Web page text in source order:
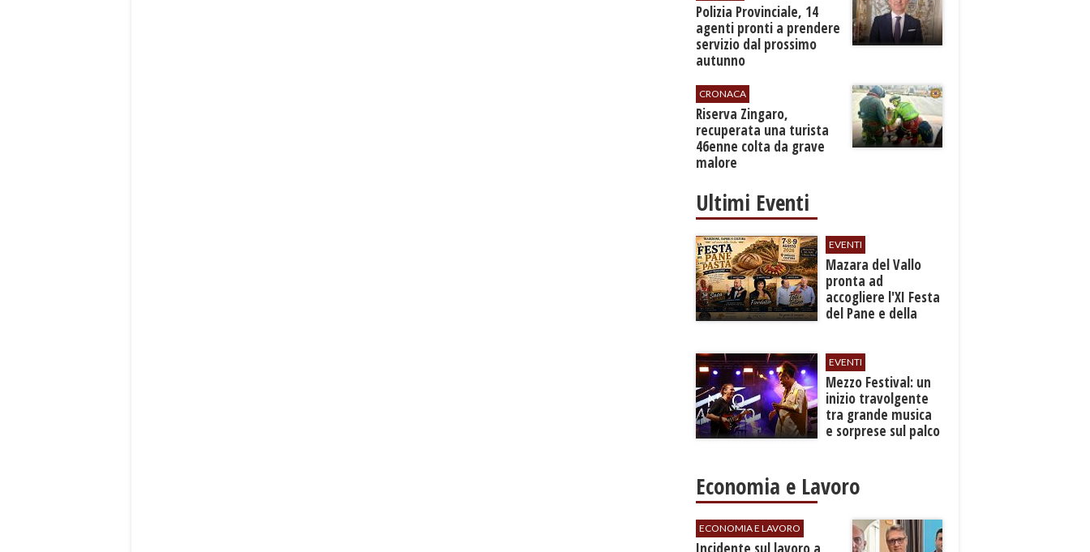
​Polizia Provinciale, 14
agenti pronti a prendere
servizio dal prossimo
autunno
CRONACA
​Riserva Zingaro,
recuperata una turista
46enne colta da grave
malore
Ultimi Eventi
EVENTI
Mazara del Vallo
pronta ad
accogliere l'XI Festa
del Pane e della
EVENTI
Mezzo Festival: un
inizio travolgente
tra grande musica
e sorprese sul palco
Economia e Lavoro
ECONOMIA E LAVORO
​Incidente sul lavoro a